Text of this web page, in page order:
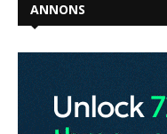
ANNONS